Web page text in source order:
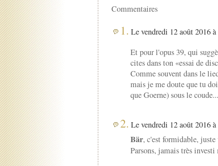
Commentaires
1. Le vendredi 12 août 2016
Et pour l'opus 39, qui
cites dans ton «essai de
Comme souvent dans le
mais je me doute que tu
que Goerne) sous le coude...
2. Le vendredi 12 août 2016
Bär, c'est formidable,
Parsons, jamais très